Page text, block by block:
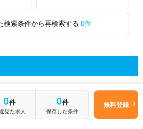
検索条件から再検索する 0件
最近見た求人を表示します
0件
見た求人
0件
保存した条件
無料登録